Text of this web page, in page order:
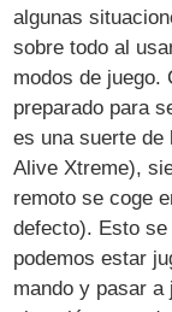
algunas
sobre todo al
modos de juego.
preparado para
es una suerte de
Alive Xtreme),
remoto se coge
defecto). Esto
podemos estar
mando y pasar a